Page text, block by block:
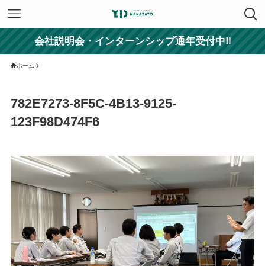
会社説明会・インターンシップ通年受付中‼
ホーム
782E7273-8F5C-4B13-9125-
123F98D474F6